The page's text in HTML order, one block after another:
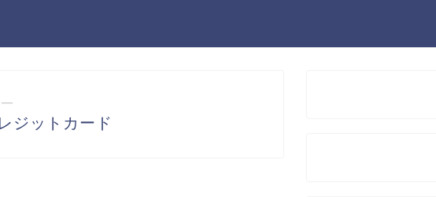
―
ジットカード